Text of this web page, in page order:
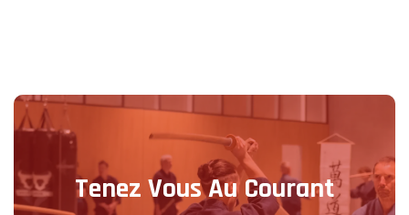
Tenez Vous Au Courant